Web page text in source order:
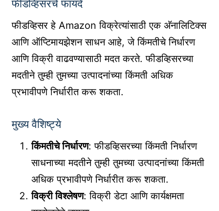
फीडव्हिसरचे फायदे
फीडव्हिसर हे Amazon विक्रेत्यांसाठी एक अ‍ॅनालिटिक्स
आणि ऑप्टिमायझेशन साधन आहे, जे किंमतीचे निर्धारण
आणि विक्री वाढवण्यासाठी मदत करते. फीडव्हिसरच्या
मदतीने तुम्ही तुमच्या उत्पादनांच्या किंमती अधिक
प्रभावीपणे निर्धारीत करू शकता.
मुख्य वैशिष्ट्ये
किंमतीचे निर्धारण: फीडव्हिसरच्या किंमती निर्धारण
साधनाच्या मदतीने तुम्ही तुमच्या उत्पादनांच्या किंमती
अधिक प्रभावीपणे निर्धारीत करू शकता.
विक्री विश्लेषण: विक्री डेटा आणि कार्यक्षमता